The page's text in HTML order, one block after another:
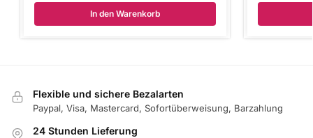
In den Warenkorb
Flexible und sichere Bezalarten
Paypal, Visa, Mastercard, Sofortüberweisung, Barzahlung
24 Stunden Lieferung